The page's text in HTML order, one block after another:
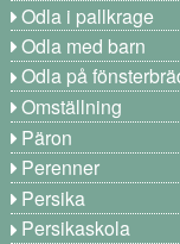
Odla i pallkrage
Odla med barn
Odla på
Omställning
Päron
Perenner
Persika
Persikaskola